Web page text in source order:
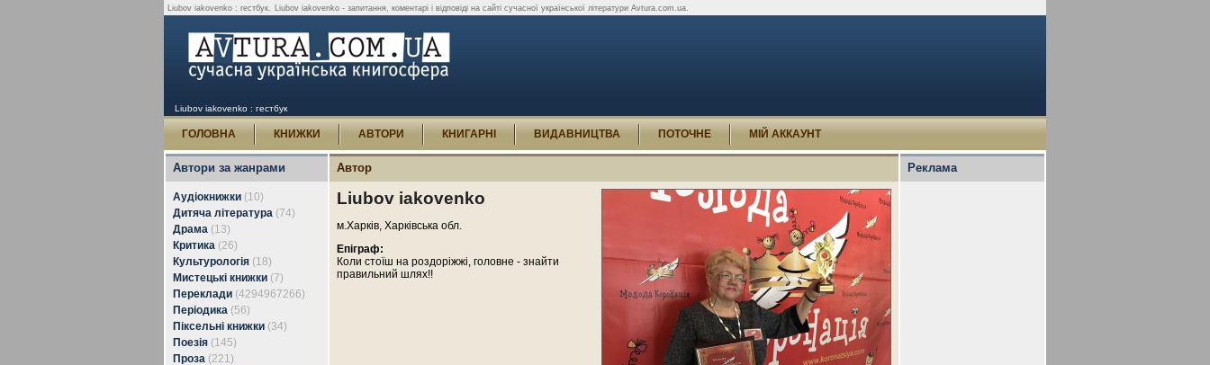
Liubov iakovenko : гестбук. Liubov iakovenko - запитання, коментарі і відповіді на сайті сучасної української літератури Avtura.com.ua.
Liubov iakovenko : гестбук
ГОЛОВНА КНИЖКИ АВТОРИ КНИГАРНІ ВИДАВНИЦТВА ПОТОЧНЕ МІЙ АККАУНТ
Автори за жанрами
Аудіокнижки (10)
Дитяча література (74)
Драма (13)
Критика (26)
Культурологія (18)
Мистецькі книжки (7)
Переклади (4294967266)
Періодика (56)
Піксельні книжки (34)
Поезія (145)
Проза (221)
Автор
Liubov iakovenko
м.Харків, Харківська обл.
Епіграф:
Коли стоїш на роздоріжжі, головне - знайти
правильний шлях!!
Реклама